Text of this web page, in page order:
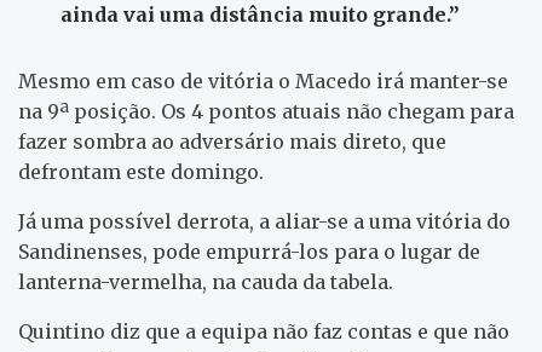
ainda vai uma distância muito grande.”
Mesmo em caso de vitória o Macedo irá manter-se
na 9ª posição. Os 4 pontos atuais não chegam para
fazer sombra ao adversário mais direto, que
defrontam este domingo.
Já uma possível derrota, a aliar-se a uma vitória do
Sandinenses, pode empurrá-los para o lugar de
lanterna-vermelha, na cauda da tabela.
Quintino diz que a equipa não faz contas e que não